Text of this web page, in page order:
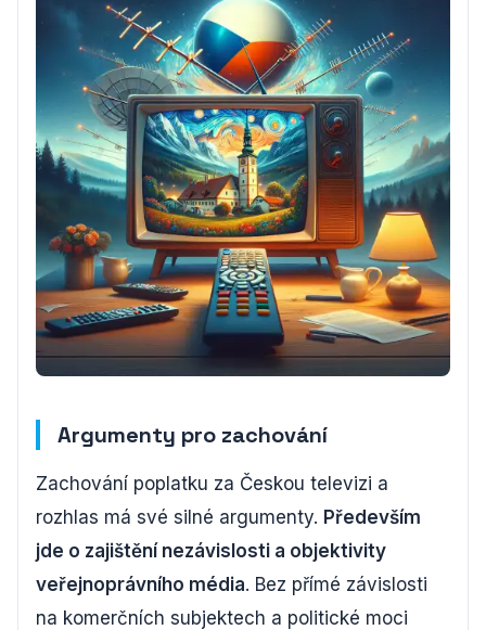
Argumenty pro zachování
Zachování poplatku za Českou televizi a
rozhlas má své silné argumenty. Především
jde o zajištění nezávislosti a objektivity
veřejnoprávního média. Bez přímé závislosti
na komerčních subjektech a politické moci